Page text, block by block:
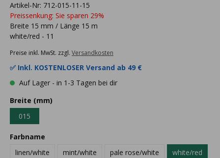
Artikel-Nr: 712-015-11-15
Preissenkung: Sie sparen 29%
Breite 15 mm / Länge 15 m
white/red - 11
Preise inkl. MwSt. zzgl. Versandkosten
✅ Inkl. KOSTENLOSER Versand ab 49 €
Auf Lager - in 1-3 Tagen bei dir
Breite (mm)
015
Farbname
linen/white
mint/white pale rose/white white/red